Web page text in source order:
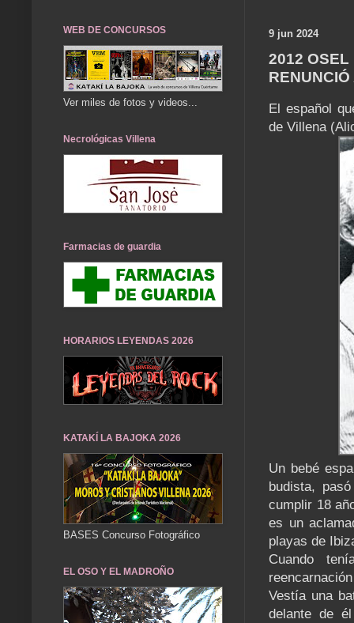
9 jun 2024
2012 OSEL
El español
de Villena
Un bebé
budista,
cumplir 18
es un
playas de
Cuando
Vestía una
delante de
WEB DE CONCURSOS
Ver miles de fotos y videos...
Necrológicas Villena
Farmacias de guardia
HORARIOS LEYENDAS 2026
KATAKÍ LA BAJOKA 2026
BASES Concurso Fotográfico
EL OSO Y EL MADROÑO